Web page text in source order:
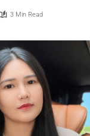
3 Min Read